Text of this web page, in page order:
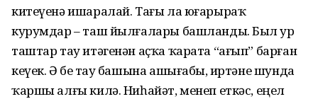
китеүенә ишаралай. Тағы ла юғарыраҡ
курумдар – таш йылғалары башланды. Был ҙур
таштар тау итәгенән аҫҡа ҡарата “ағып” барған
кеүек. Ә беҙ тау башына ашығабыҙ, иртәне шунда
ҡаршы алғы килә. Ниһайәт, менеп еткәс, еңел